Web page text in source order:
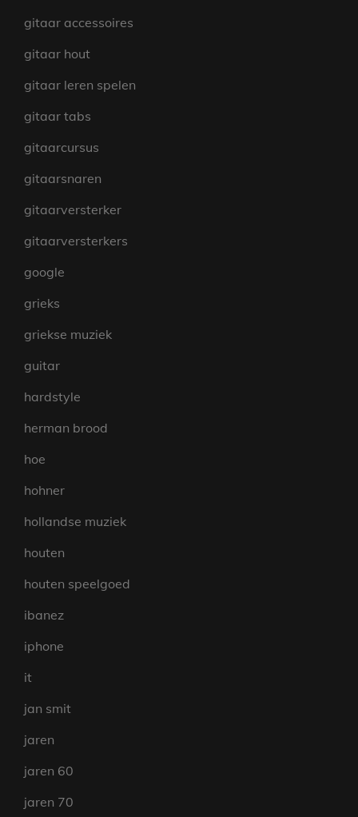
gitaar accessoires
gitaar hout
gitaar leren spelen
gitaar tabs
gitaarcursus
gitaarsnaren
gitaarversterker
gitaarversterkers
google
grieks
griekse muziek
guitar
hardstyle
herman brood
hoe
hohner
hollandse muziek
houten
houten speelgoed
ibanez
iphone
it
jan smit
jaren
jaren 60
jaren 70